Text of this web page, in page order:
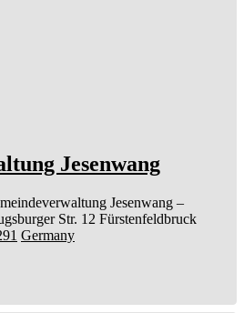
Jesenwang
Jesenwang –
Str. 12 Fürstenfeldbruck
Germany